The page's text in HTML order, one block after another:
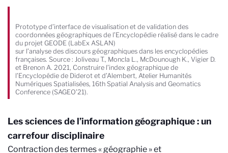
Prototype d’interface de visualisation et de validation des
coordonnées géographiques de l’Encyclopédie réalisé dans le cadre
du projet GEODE (LabEx ASLAN)
sur l’analyse des discours géographiques dans les encyclopédies
françaises. Source : Joliveau T., Moncla L., McDounough K., Vigier D.
et Brenon A. 2021, Construire l’index géographique de
l’Encyclopédie de Diderot et d’Alembert, Atelier Humanités
Numériques Spatialisées, 16th Spatial Analysis and Geomatics
Conference (SAGEO’21).
Les sciences de l’information géographique : un
carrefour disciplinaire
Contraction des termes « géographie » et